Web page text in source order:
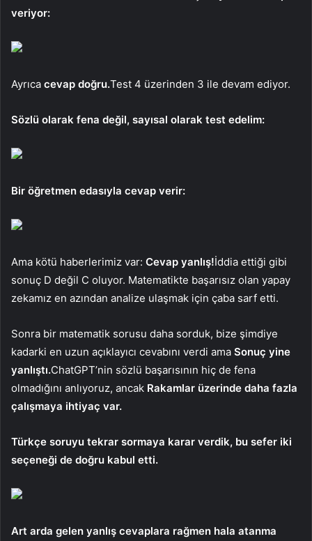
veriyor:
Ayrıca cevap doğru.Test 4 üzerinden 3 ile devam ediyor.
Sözlü olarak fena değil, sayısal olarak test edelim:
Bir öğretmen edasıyla cevap verir:
Ama kötü haberlerimiz var: Cevap yanlış!İddia ettiği gibi
sonuç D değil C oluyor. Matematikte başarısız olan yapay
zekamız en azından analize ulaşmak için çaba sarf etti.
Sonra bir matematik sorusu daha sorduk, bize şimdiye
kadarki en uzun açıklayıcı cevabını verdi ama Sonuç yine
yanlıştı.ChatGPT’nin sözlü başarısının hiç de fena
olmadığını anlıyoruz, ancak Rakamlar üzerinde daha fazla
çalışmaya ihtiyaç var.
Türkçe soruyu tekrar sormaya karar verdik, bu sefer iki
seçeneği de doğru kabul etti.
Art arda gelen yanlış cevaplara rağmen hala atanma